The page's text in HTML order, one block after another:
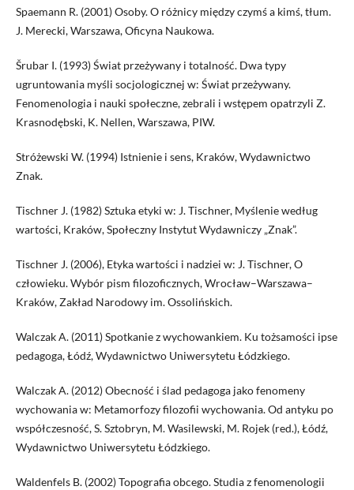
Spaemann R. (2001) Osoby. O różnicy między czymś a kimś, tłum.
J. Merecki, Warszawa, Oficyna Naukowa.
Šrubar I. (1993) Świat przeżywany i totalność. Dwa typy
ugruntowania myśli socjologicznej w: Świat przeżywany.
Fenomenologia i nauki społeczne, zebrali i wstępem opatrzyli Z.
Krasnodębski, K. Nellen, Warszawa, PIW.
Stróżewski W. (1994) Istnienie i sens, Kraków, Wydawnictwo
Znak.
Tischner J. (1982) Sztuka etyki w: J. Tischner, Myślenie według
wartości, Kraków, Społeczny Instytut Wydawniczy „Znak”.
Tischner J. (2006), Etyka wartości i nadziei w: J. Tischner, O
człowieku. Wybór pism filozoficznych, Wrocław–Warszawa–
Kraków, Zakład Narodowy im. Ossolińskich.
Walczak A. (2011) Spotkanie z wychowankiem. Ku tożsamości ipse
pedagoga, Łódź, Wydawnictwo Uniwersytetu Łódzkiego.
Walczak A. (2012) Obecność i ślad pedagoga jako fenomeny
wychowania w: Metamorfozy filozofii wychowania. Od antyku po
współczesność, S. Sztobryn, M. Wasilewski, M. Rojek (red.), Łódź,
Wydawnictwo Uniwersytetu Łódzkiego.
Waldenfels B. (2002) Topografia obcego. Studia z fenomenologii